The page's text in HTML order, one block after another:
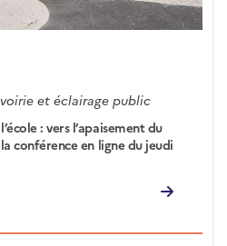
et éclairage public
: vers l’apaisement du
conférence en ligne du jeudi